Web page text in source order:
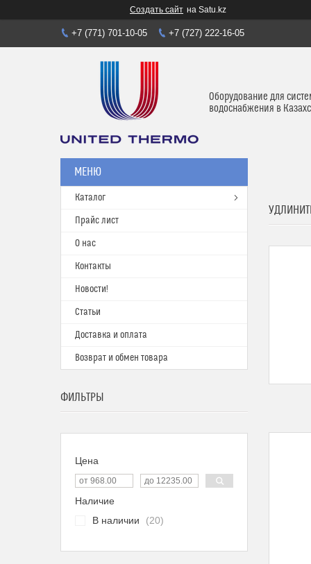
Создать сайт на Satu.kz
+7 (771) 701-10-05 +7 (727) 222-16-05
Оборудование для
водоснабжения в
Каталог
Прайс лист
О нас
Контакты
Новости!
Статьи
Доставка и оплата
Возврат и обмен товара
ФИЛЬТРЫ
Цена
Наличие
В наличии
20